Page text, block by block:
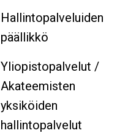
Hallintopalveluiden
päällikkö
Yliopistopalvelut /
Akateemisten
yksiköiden
hallintopalvelut